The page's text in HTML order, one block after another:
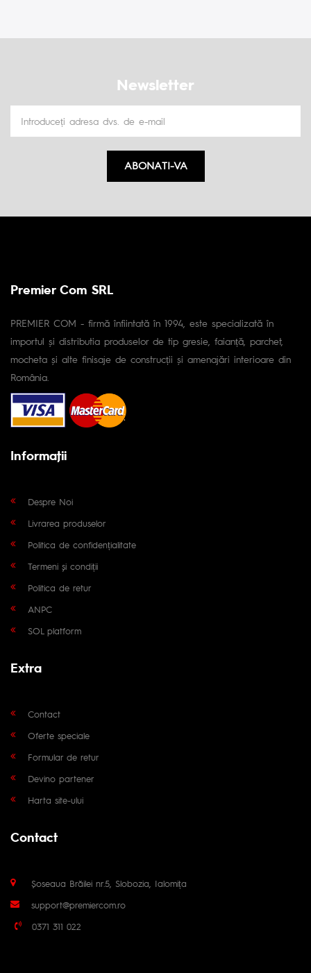
Newsletter
ABONATI-VA
Premier Com SRL
PREMIER COM - firmă înfiintată în 1994, este specializată în
importul și distributia produselor de tip gresie, faianță, parchet,
mocheta și alte finisaje de construcții și amenajări interioare din
România.
Informaţii
Despre Noi
Livrarea produselor
Politica de confidențialitate
Termeni și condiții
Politica de retur
ANPC
SOL platform
Extra
Contact
Oferte speciale
Formular de retur
Devino partener
Harta site-ului
Contact
Șoseaua Brăilei nr.5, Slobozia, Ialomița
support@premiercom.ro
0371 311 022